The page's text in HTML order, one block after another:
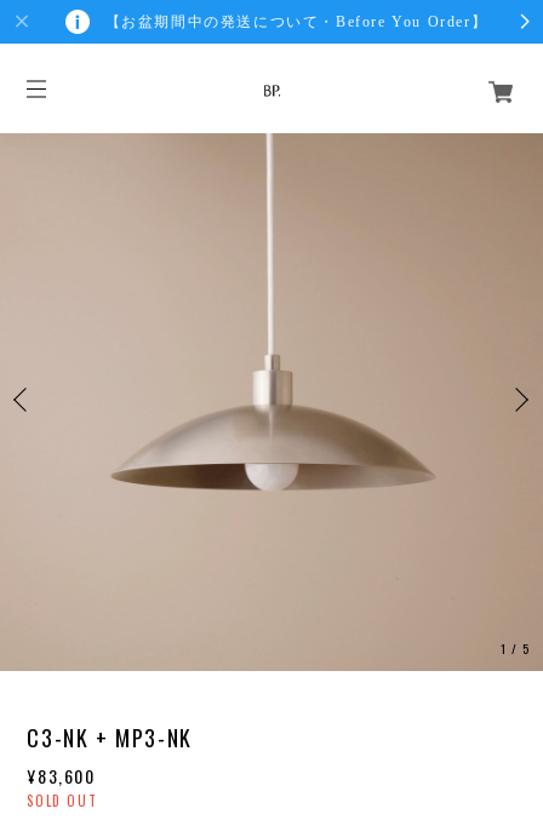
【お盆期間中の発送について・Before You Order】
1 /5
C3-NK + MP3-NK
¥83,600
SOLD OUT